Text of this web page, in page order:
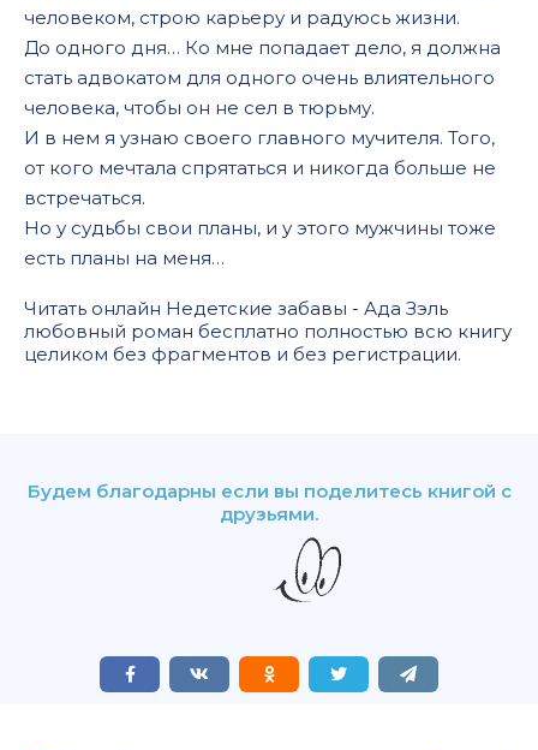
человеком, строю карьеру и радуюсь жизни.
До одного дня… Ко мне попадает дело, я должна
стать адвокатом для одного очень влиятельного
человека, чтобы он не сел в тюрьму.
И в нем я узнаю своего главного мучителя. Того,
от кого мечтала спрятаться и никогда больше не
встречаться.
Но у судьбы свои планы, и у этого мужчины тоже
есть планы на меня…
Читать онлайн Недетские забавы - Ада Зэль
любовный роман бесплатно полностью всю книгу
целиком без фрагментов и без регистрации.
Будем благодарны если вы поделитесь книгой с
друзьями.